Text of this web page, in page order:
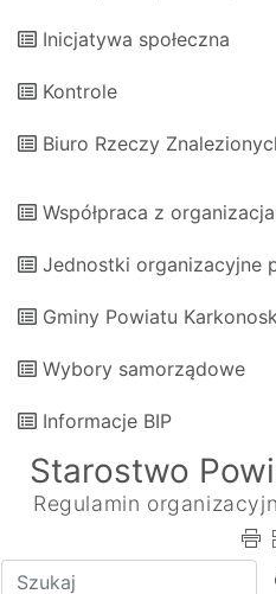
Inicjatywa społeczna
Kontrole
Biuro Rzeczy
Współpraca z
Jednostki organizacyjne
Gminy Powiatu
Wybory samorządowe
Informacje BIP
Starostwo
Regulamin
Wpisz tekst do wyszukania